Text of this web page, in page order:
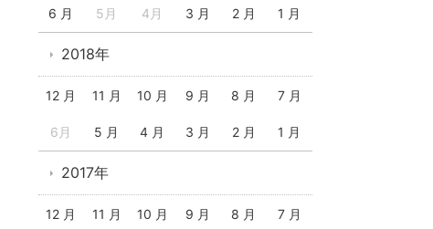
6 月 5月 4月 3 月 2 月 1 月
2018年
12 月 11 月 10 月 9 月 8 月 7 月
6月 5 月 4 月 3 月 2 月 1 月
2017年
12 月 11 月 10 月 9 月 8 月 7 月